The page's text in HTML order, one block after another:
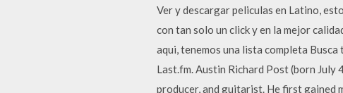
Ver y descargar peliculas en Latino,
con tan solo un click y en la mejor
aqui, tenemos una lista completa
Last.fm. Austin Richard Post (born
producer, and guitarist. He first gained